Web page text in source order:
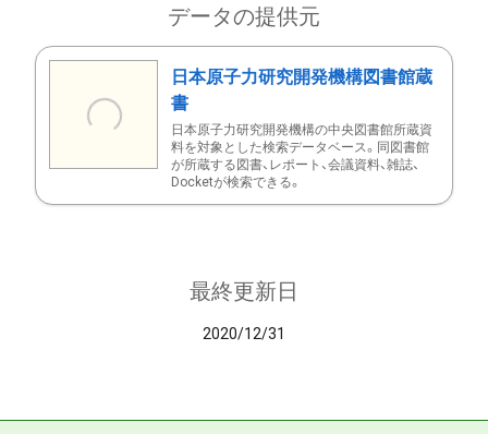
データの提供元
日本原子力研究開発機構図書館蔵
書
日本原子力研究開発機構の中央図書館所蔵資
料を対象とした検索データベース。同図書館
が所蔵する図書、レポート、会議資料、雑誌、
Docketが検索できる。
最終更新日
2020/12/31